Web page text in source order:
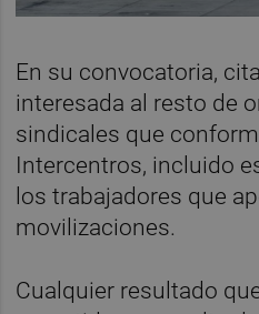
En su convocatoria,
interesada al resto de
sindicales que
Intercentros, incluido
los trabajadores que
movilizaciones.
Cualquier resultado